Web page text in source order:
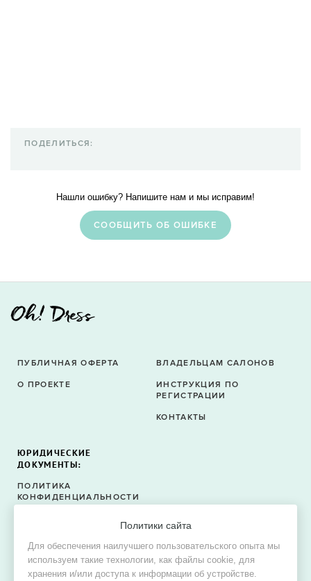
Нашли ошибку? Напишите нам и мы исправим!
CООБЩИТЬ ОБ ОШИБКЕ
ПОДЕЛИТЬСЯ:
Политики сайта
Для обеспечения наилучшего пользовательского опыта мы
используем такие технологии, как файлы cookie, для
хранения и/или доступа к информации об устройстве.
ПУБЛИЧНАЯ ОФЕРТА
О ПРОЕКТЕ
ВЛАДЕЛЬЦАМ САЛОНОВ
ИНСТРУКЦИЯ ПО
РЕГИСТРАЦИИ
КОНТАКТЫ
ЮРИДИЧЕСКИЕ
ДОКУМЕНТЫ:
ПОЛИТИКА
КОНФИДЕНЦИАЛЬНОСТИ
СОГЛАСИЕ НА ОБРАБОТКУ
ПЕРСОНАЛЬНЫХ ДАННЫХ